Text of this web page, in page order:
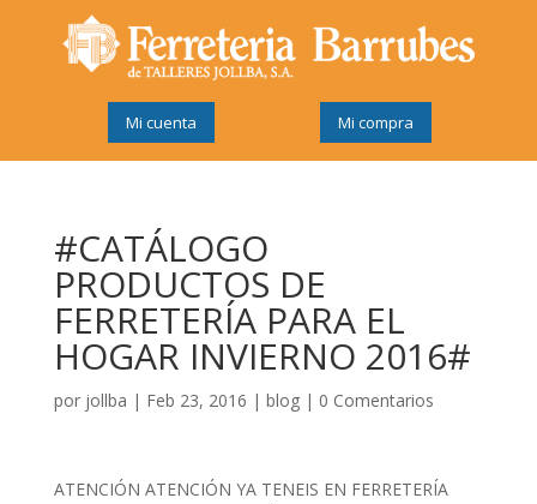
Mi cuenta Mi compra
#CATÁLOGO
PRODUCTOS DE
FERRETERÍA PARA EL
HOGAR INVIERNO 2016#
por jollba | Feb 23, 2016 | blog| 0 Comentarios
ATENCIÓN ATENCIÓN YA TENEIS EN FERRETERÍA